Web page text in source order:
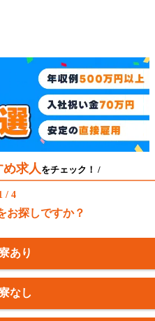
め求人をチェック！ /
/ 4
お探しですか？
あり
なし